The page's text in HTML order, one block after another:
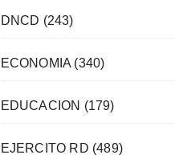
DNCD (243)
ECONOMIA (340)
EDUCACION (179)
EJERCITO RD (489)